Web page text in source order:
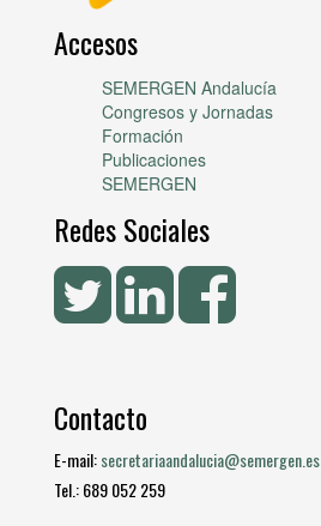
Accesos
SEMERGEN Andalucía
Congresos y Jornadas
Formación
Publicaciones
SEMERGEN
Redes Sociales
Contacto
E-mail:secretariaandalucia@semergen.es
Tel.: 689 052 259